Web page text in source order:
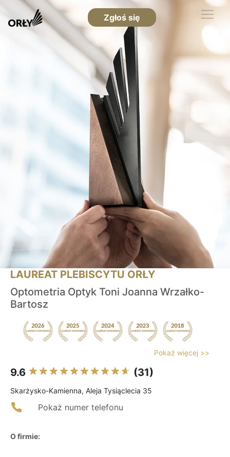
Zgłoś się
LAUREAT PLEBISCYTU ORŁY
Optometria Optyk Toni Joanna Wrzałko-
Bartosz
Pokaż więcej >>
9.6 (31)
Skarżysko-Kamienna, Aleja Tysiąclecia 35
Pokaż numer telefonu
O firmie: